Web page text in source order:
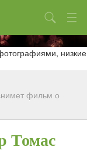
Поиск
низкие
фильм о
Томас